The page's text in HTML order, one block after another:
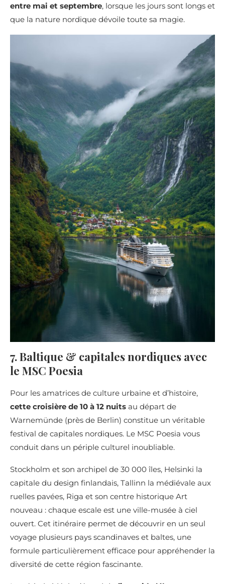
entre mai et septembre, lorsque les jours sont longs et
que la nature nordique dévoile toute sa magie.
7. Baltique & capitales nordiques avec
le MSC Poesia
Pour les amatrices de culture urbaine et d’histoire,
cette croisière de 10 à 12 nuits au départ de
Warnemünde (près de Berlin) constitue un véritable
festival de capitales nordiques. Le MSC Poesia vous
conduit dans un périple culturel inoubliable.
Stockholm et son archipel de 30 000 îles, Helsinki la
capitale du design finlandais, Tallinn la médiévale aux
ruelles pavées, Riga et son centre historique Art
nouveau : chaque escale est une ville-musée à ciel
ouvert. Cet itinéraire permet de découvrir en un seul
voyage plusieurs pays scandinaves et baltes, une
formule particulièrement efficace pour appréhender la
diversité de cette région fascinante.